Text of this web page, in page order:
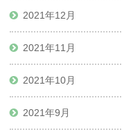
2021年12月
2021年11月
2021年10月
2021年9月